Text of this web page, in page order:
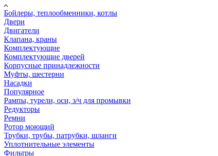
Бойлеры, теплообменники, котлы
Двери
Двигатели
Клапана, краны
Комплектующие
Комплектующие дверей
Корпусные принадлежности
Муфты, шестерни
Насадки
Популярное
Рампы, турели, оси, з/ч для промывки
Редукторы
Ремни
Ротор моющий
Трубки, трубы, патрубки, шланги
Уплотнительные элементы
Фильтры